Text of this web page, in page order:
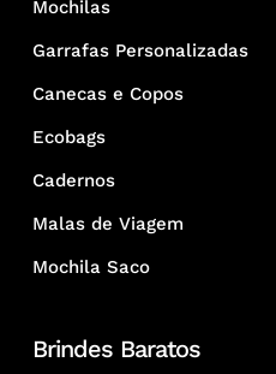
Mochilas
Garrafas Personalizadas
Canecas e Copos
Ecobags
Cadernos
Malas de Viagem
Mochila Saco
Brindes Baratos